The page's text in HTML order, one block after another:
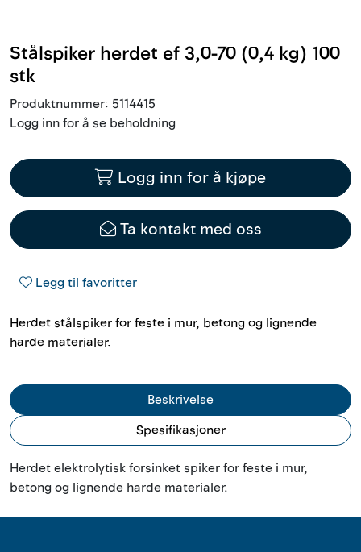
Stålspiker herdet ef 3,0-70 (0,4 kg) 100
stk
Produktnummer: 5114415
Logg inn for å se beholdning
Logg inn for å kjøpe
Ta kontakt med oss
Legg til favoritter
Herdet stålspiker for feste i mur, betong og lignende
harde materialer.
Beskrivelse
Spesifikasjoner
Herdet elektrolytisk forsinket spiker for feste i mur,
betong og lignende harde materialer.
Mur og mørtel
Trelast og finer
Vanntetting
Forskaling
Tjenester
Prosjekter
Outlet